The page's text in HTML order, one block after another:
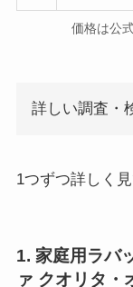
価格は公
詳しい調査・
1つずつ詳しく
1. 家庭用ラバ
ァ クオリタ・